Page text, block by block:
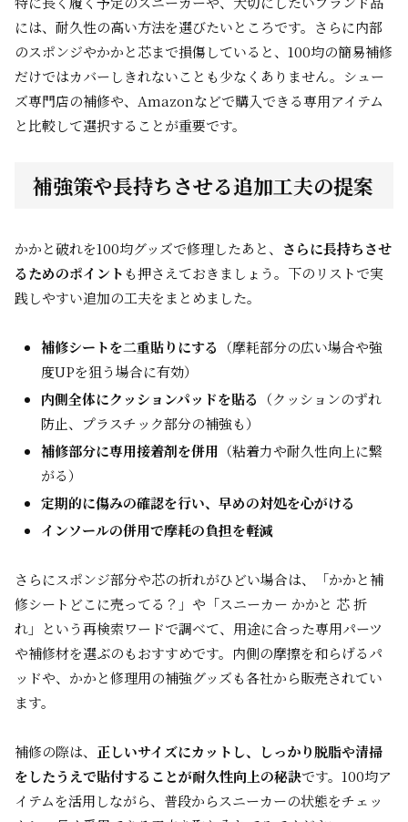
には、耐久性の高い方法を選びたいところです。さらに内部
のスポンジやかかと芯まで損傷していると、100均の簡易補修
だけではカバーしきれないことも少なくありません。シュー
ズ専門店の補修や、Amazonなどで購入できる専用アイテム
と比較して選択することが重要です。
補強策や長持ちさせる追加工夫の提案
かかと破れを100均グッズで修理したあと、 さらに長持ちさせ
るためのポイント も押さえておきましょう。下のリストで実
践しやすい追加の工夫をまとめました。
補修シートを二重貼りにする
（摩耗部分の広い場合や強
度UPを狙う場合に有効）
内側全体にクッションパッドを貼る
（クッションのずれ
防止、プラスチック部分の補強も）
補修部分に専用接着剤を併用 （粘着力や耐久性向上に繋
がる）
定期的に傷みの確認を行い、早めの対処を心がける
インソールの併用で摩耗の負担を軽減
さらにスポンジ部分や芯の折れがひどい場合は、「かかと補
修シートどこに売ってる？」や「スニーカー かかと 芯 折
れ」という再検索ワードで調べて、用途に合った専用パーツ
や補修材を選ぶのもおすすめです。内側の摩擦を和らげるパ
ッドや、かかと修理用の補強グッズも各社から販売されてい
ます。
補修の際は、 正しいサイズにカットし、しっかり脱脂や清掃
をしたうえで貼付することが耐久性向上の秘訣です。100均ア
イテムを活用しながら、普段からスニーカーの状態をチェッ